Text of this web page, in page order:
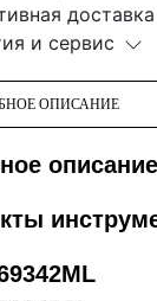
доставка
и сервис
ОПИСАНИЕ
описание